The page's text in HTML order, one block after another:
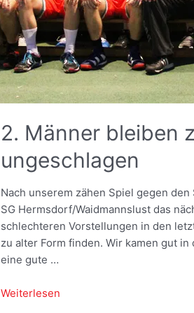
2. Männer bleiben
ungeschlagen
Nach unserem zähen Spiel gegen
SG Hermsdorf/Waidmannslust das
schlechteren Vorstellungen in den
zu alter Form finden. Wir kamen gut
eine gute …
2.
Weiterlesen